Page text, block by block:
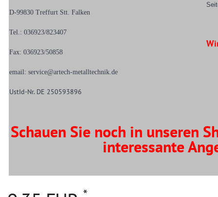
D-99830 Treffurt Stt. Falken
Tel.: 036923/823407
Fax: 036923/50858
email: service@artech-metalltechnik.de
UstId-Nr. DE 250593896
Schauen Sie noch in unseren
interessante